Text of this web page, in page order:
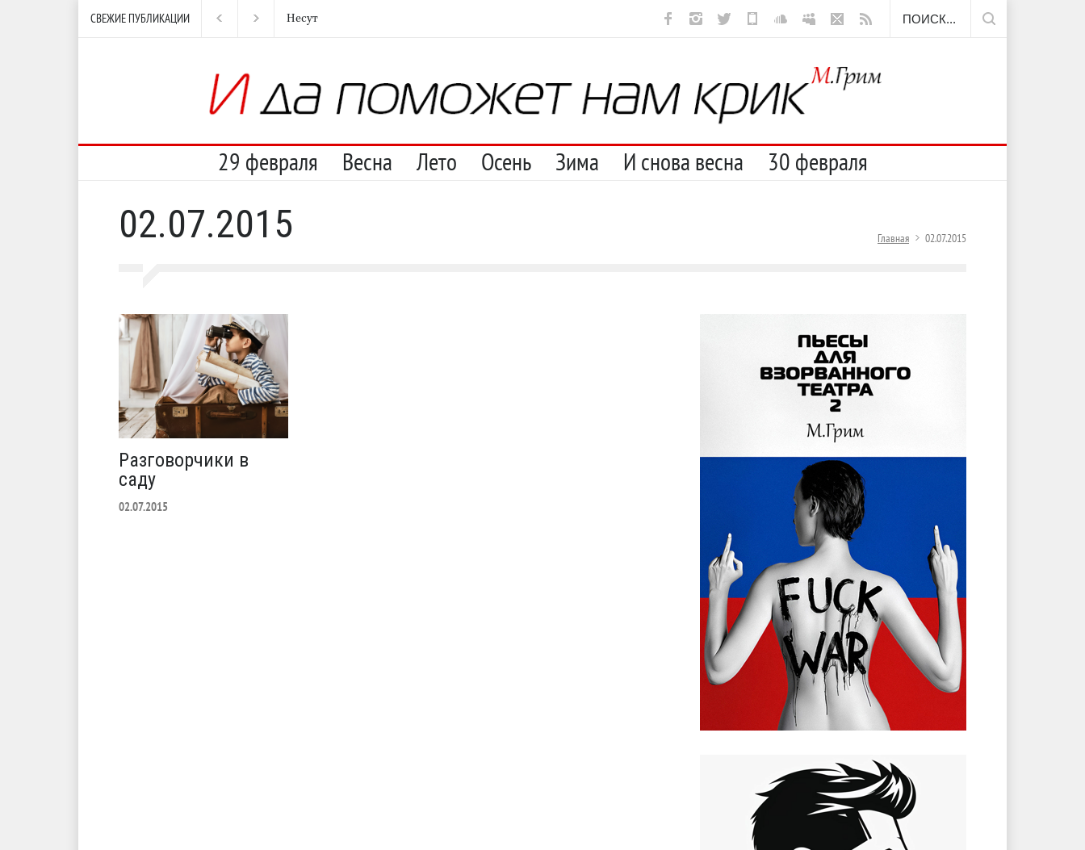
СВЕЖИЕ ПУБЛИКАЦИИ Несут Ob la di Отсюда
29 февраля Весна Лето Осень Зима И снова весна 30 февраля
02.07.2015 Главная 02.07.2015
Разговорчики в
саду
02.07.2015